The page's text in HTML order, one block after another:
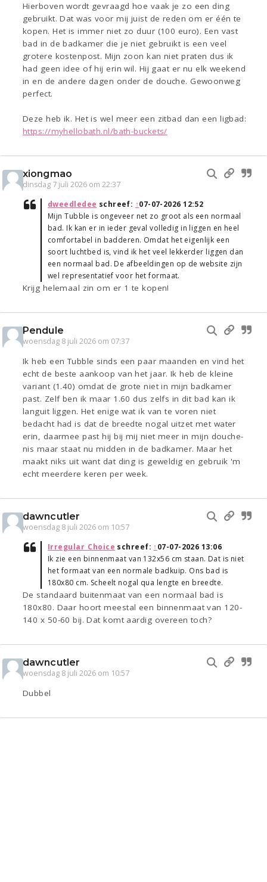
Hierboven wordt gevraagd hoe vaak je zo een ding
gebruikt. Dat was voor mij juist de reden om er één te
kopen. Het is immer niet zo duur (100 euro). Een vast
bad in de badkamer die je niet gebruikt is een veel
grotere kostenpost. Mijn zoon kan niet praten dus ik
had geen idee of hij erin wil. Hij gaat er nu elk weekend
in en de andere dagen onder de douche. Gewoonweg
perfect.
Deze heb ik. Het is wel meer een zitbad dan een ligbad:
https://myhellobath.nl/bath-buckets/
xiongmao
dinsdag 7 juli 2026 om 22:37
dweedledee schreef: ↑07-07-2026 12:52
Mijn Tubble is ongeveer net zo groot als een normaal
bad. Ik kan er in ieder geval volledig in liggen en heel
comfortabel in badderen. Omdat het eigenlijk een
soort luchtbed is, vind ik het veel lekkerder liggen dan
een normaal bad. De afbeeldingen op de website zijn
wel representatief voor het formaat.
Krijg helemaal zin om er 1 te kopen!
Pendule
woensdag 8 juli 2026 om 07:37
Ik heb een Tubble sinds een paar maanden en vind het
echt de beste aankoop van het jaar. Ik heb de kleine
variant (1.40) omdat de grote niet in mijn badkamer
past. Zelf ben ik maar 1.60 dus zelfs in dit bad kan ik
languit liggen. Het enige wat ik van te voren niet
bedacht had is dat de breedte nogal uitzet met water
erin, daarmee past hij bij mij niet meer in mijn douche-
nis maar staat nu midden in de badkamer. Maar het
maakt niks uit want dat ding is geweldig en gebruik 'm
echt meerdere keren per week.
dawncutler
woensdag 8 juli 2026 om 10:57
Irregular_Choice schreef: ↑07-07-2026 13:06
Ik zie een binnenmaat van 132x56 cm staan. Dat is niet
het formaat van een normale badkuip. Ons bad is
180x80 cm. Scheelt nogal qua lengte en breedte.
De standaard buitenmaat van een normaal bad is
180x80. Daar hoort meestal een binnenmaat van 120-
140 x 50-60 bij. Dat komt aardig overeen toch?
dawncutler
woensdag 8 juli 2026 om 10:57
Dubbel